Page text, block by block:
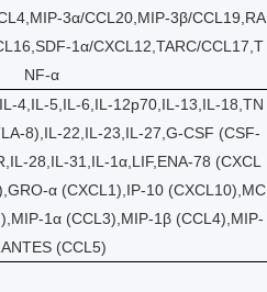
3α/CCL20,MIP-3β/CCL19,RA
1α/CXCL12,TARC/CCL17,T
NF-α
4,IL-5,IL-6,IL-12p70,IL-13,IL-18,TN
8),IL-22,IL-23,IL-27,G-CSF (CSF-
28,IL-31,IL-1α,LIF,ENA-78 (CXCL
α (CXCL1),IP-10 (CXCL10),MC
1α (CCL3),MIP-1β (CCL4),MIP-
(CCL5)